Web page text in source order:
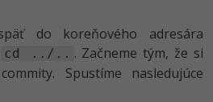
do koreňového adresára
cd ../.. . Začneme tým, že si
Spustíme nasledujúce